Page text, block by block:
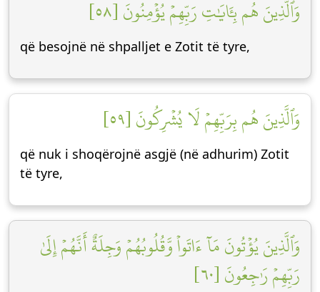
وَٱلَّذِينَ هُم بِـَٔايَٰتِ رَبِّهِمۡ يُؤۡمِنُونَ [٥٨]
që besojnë në shpalljet e Zotit të tyre,
وَٱلَّذِينَ هُم بِرَبِّهِمۡ لَا يُشۡرِكُونَ [٥٩]
që nuk i shoqërojnë asgjë (në adhurim) Zotit
të tyre,
وَٱلَّذِينَ يُؤۡتُونَ مَآ ءَاتَواْ وَّقُلُوبُهُمۡ وَجِلَةٌ أَنَّهُمۡ إِلَىٰ
رَبِّهِمۡ رَٰجِعُونَ [٦٠]